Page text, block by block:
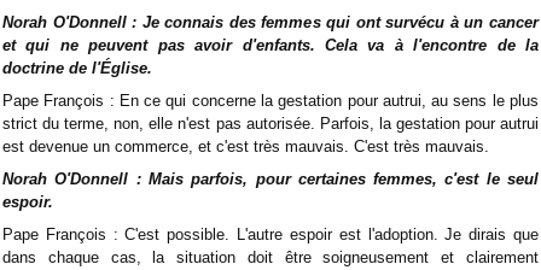
Norah O'Donnell : Je connais des femmes qui ont survécu à un cancer
et qui ne peuvent pas avoir d'enfants. Cela va à l'encontre de la
doctrine de l'Église.
Pape François : En ce qui concerne la gestation pour autrui, au sens le plus
strict du terme, non, elle n'est pas autorisée. Parfois, la gestation pour autrui
est devenue un commerce, et c'est très mauvais. C'est très mauvais.
Norah O'Donnell : Mais parfois, pour certaines femmes, c'est le seul
espoir.
Pape François : C'est possible. L'autre espoir est l'adoption. Je dirais que
dans chaque cas, la situation doit être soigneusement et clairement